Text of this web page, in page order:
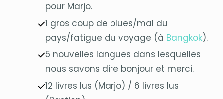
pour Marjo.
1 gros coup de blues/mal du
pays/fatigue du voyage (à Bangkok).
5 nouvelles langues dans lesquelles
nous savons dire bonjour et merci.
12 livres lus (Marjo) / 6 livres lus